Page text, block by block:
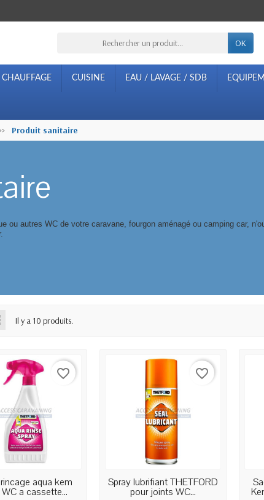
OK
CHAUFFAGE CUISINE EAU / LAVAGE / SDB
Produit sanitaire
ou autres WC de votre caravane, fourgon aménagé ou camping car,
Il y a 10 produits.
MAGASIN
favorite_border
aqua kem
a cassette...
EN STOCK MAGASIN
favorite_border
Spray lubrifiant THETFORD
pour joints WC...